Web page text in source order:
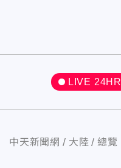
LIVE 24HR
中天新聞網 大陸 總覽